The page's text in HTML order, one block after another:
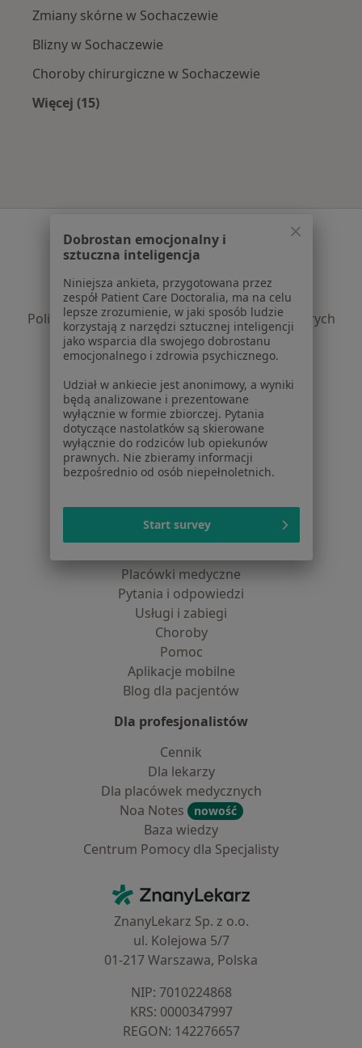
Zmiany skórne w Sochaczewie
Blizny w Sochaczewie
Choroby chirurgiczne w Sochaczewie
Więcej (15)
Regulamin
Polityka prywatności pacjentów
Polityka prywatności profesjonalistów
Polityka prywatności dla profesjonalistów, których
dane pozyskaliśmy samodzielnie
Polityka cookies
Jak działają wyniki wyszukiwania
Dostępność
O nas
Praca Rekrutujemy!
Partnerzy
Centrum prasowe
Dla pacjentów
Placówki medyczne
Pytania i odpowiedzi
Usługi i zabiegi
Choroby
Pomoc
Aplikacje mobilne
Blog dla pacjentów
Dla profesjonalistów
Cennik
Dla lekarzy
Dla placówek medycznych
Noa Notes
nowość
Baza wiedzy
Centrum Pomocy dla Specjalisty
ZnanyLekarz - Strona główna
ZnanyLekarz Sp. z o.o.
ul. Kolejowa 5/7
01-217 Warszawa, Polska
NIP: ⁠7010224868
KRS: ⁠0000347997
REGON: ⁠142276657
Dobrostan emocjonalny i
sztuczna inteligencja
Niniejsza ankieta, przygotowana przez
zespół Patient Care Doctoralia, ma na celu
lepsze zrozumienie, w jaki sposób ludzie
korzystają z narzędzi sztucznej inteligencji
jako wsparcia dla swojego dobrostanu
emocjonalnego i zdrowia psychicznego.
Udział w ankiecie jest anonimowy, a wyniki
będą analizowane i prezentowane
wyłącznie w formie zbiorczej. Pytania
dotyczące nastolatków są skierowane
wyłącznie do rodziców lub opiekunów
prawnych. Nie zbieramy informacji
bezpośrednio od osób niepełnoletnich.
Start survey